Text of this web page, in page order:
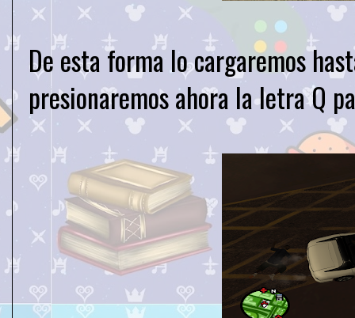
De esta forma lo cargaremos
presionaremos ahora la letra Q